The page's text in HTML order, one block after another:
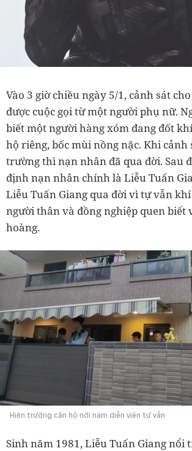
Vào 3 giờ chiều ngày 5/1, cảnh sát
được cuộc gọi từ một người phụ nữ.
biết một người hàng xóm đang đốt
hộ riêng, bốc mùi nồng nặc. Khi cảnh
trường thì nạn nhân đã qua đời. Sau
định nạn nhân chính là Liễu Tuấn
Liễu Tuấn Giang qua đời vì tự vẫn
người thân và đồng nghiệp quen biết
hoàng.
Hiện trường căn hộ nơi nam diễn viên tự vẫn
Sinh năm 1981, Liễu Tuấn Giang nổi